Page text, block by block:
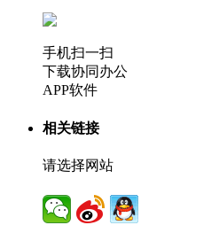
手机扫一扫
下载协同办公
APP软件
相关链接
请选择网站